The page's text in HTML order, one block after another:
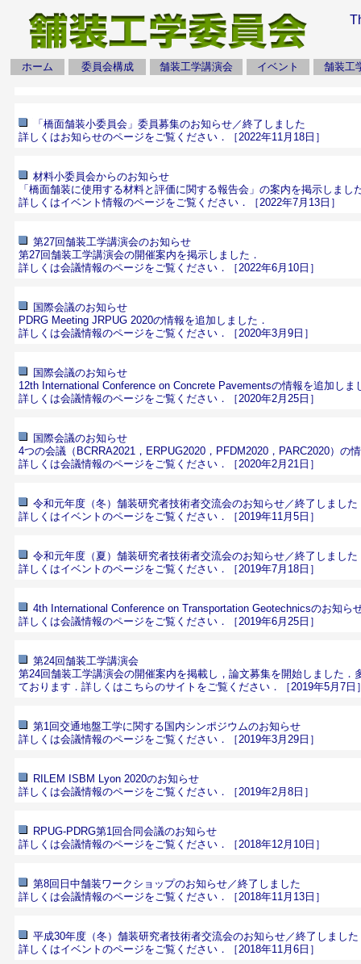
ホーム 委員会構成 舗装工学講演会 イベント 舗装工
「橋面舗装小委員会」委員募集のお知らせ／終了しました
詳しくはお知らせのページをご覧ください．
［2022年11月18日］
材料小委員会からのお知らせ
「橋面舗装に使用する材料と評価に関する報告会」の案内を掲示しまし
詳しくはイベント情報のページをご覧ください．
［2022年7月13日］
第27回舗装工学講演会のお知らせ
第27回舗装工学講演会の開催案内を掲示しました．
詳しくは会議情報のページをご覧ください．
［2022年6月10日］
国際会議のお知らせ
PDRG Meeting JRPUG 2020の情報を追加しました．
詳しくは会議情報のページをご覧ください．
［2020年3月9日］
国際会議のお知らせ
12th International Conference on Concrete Pavementsの情報を追加しま
詳しくは会議情報のページをご覧ください．
［2020年2月25日］
国際会議のお知らせ
4つの会議（BCRRA2021，ERPUG2020，PFDM2020，PARC2020）の
詳しくは会議情報のページをご覧ください．
［2020年2月21日］
令和元年度（冬）舗装研究者技術者交流会のお知らせ／終了しました
詳しくはイベントのページをご覧ください．［2019年11月5日］
令和元年度（夏）舗装研究者技術者交流会のお知らせ／終了しました
詳しくはイベントのページをご覧ください．［2019年7月18日］
4th International Conference on Transportation Geotechnicsのお知ら
詳しくは会議情報のページをご覧ください．
［2019年6月25日］
第24回舗装工学講演会
第24回舗装工学講演会の開催案内を掲載し，論文募集を開始しました．
ております． 詳しくはこちらのサイトをご覧ください． ［2019年5月7日
第1回交通地盤工学に関する国内シンポジウムのお知らせ
詳しくは会議情報のページをご覧ください．
［2019年3月29日］
RILEM ISBM Lyon 2020のお知らせ
詳しくは会議情報のページをご覧ください．
［2019年2月8日］
RPUG-PDRG第1回合同会議のお知らせ
詳しくは会議情報のページをご覧ください．
［2018年12月10日］
第8回日中舗装ワークショップのお知らせ／終了しました
詳しくは会議情報のページをご覧ください．
［2018年11月13日］
平成30年度（冬）舗装研究者技術者交流会のお知らせ／終了しました
詳しくはイベントのページをご覧ください．
［2018年11月6日］